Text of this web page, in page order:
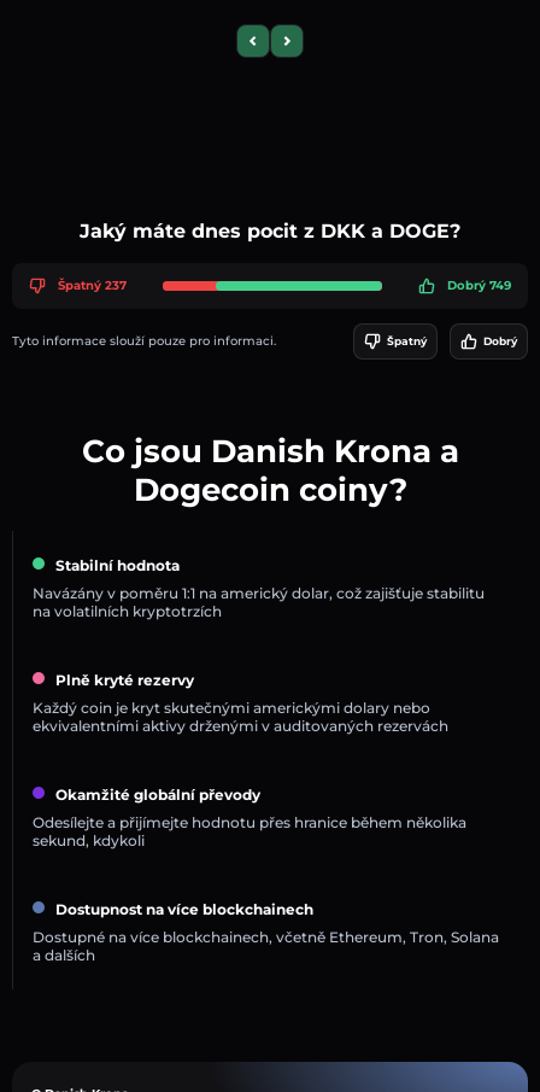
Previous slide
Next slide
Jaký máte dnes pocit z DKK a DOGE?
Špatný 237 Dobrý 749
Tyto informace slouží pouze pro informaci. Špatný Dobrý
Co jsou Danish Krona a
Dogecoin coiny?
Stabilní hodnota
Navázány v poměru 1:1 na americký dolar, což zajišťuje stabilitu
na volatilních kryptotrzích
Plně kryté rezervy
Každý coin je kryt skutečnými americkými dolary nebo
ekvivalentními aktivy drženými v auditovaných rezervách
Okamžité globální převody
Odesílejte a přijímejte hodnotu přes hranice během několika
sekund, kdykoli
Dostupnost na více blockchainech
Dostupné na více blockchainech, včetně Ethereum, Tron, Solana
a dalších